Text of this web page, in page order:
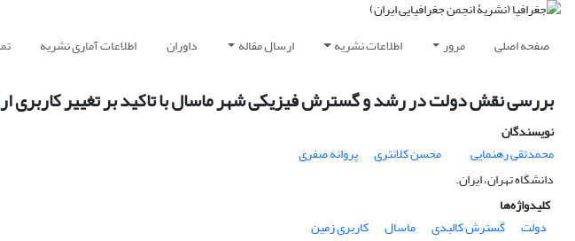
صفحه اصلی مرور اطلاعات نشریه ارسال مقاله داوران اطلاعات آماری نشریه
بررسی نقش دولت در رشد و گسترش فیزیکی شهر ماسال با تاکید بر تغییر کاربری
نویسندگان
محمدتقی رهنمایی
محسن کلانتری
پروانه صفری
دانشگاه تهران، ایران.
کلیدواژه‌ها
دولت
گسترش کالبدی ماسال
کاربری زمین